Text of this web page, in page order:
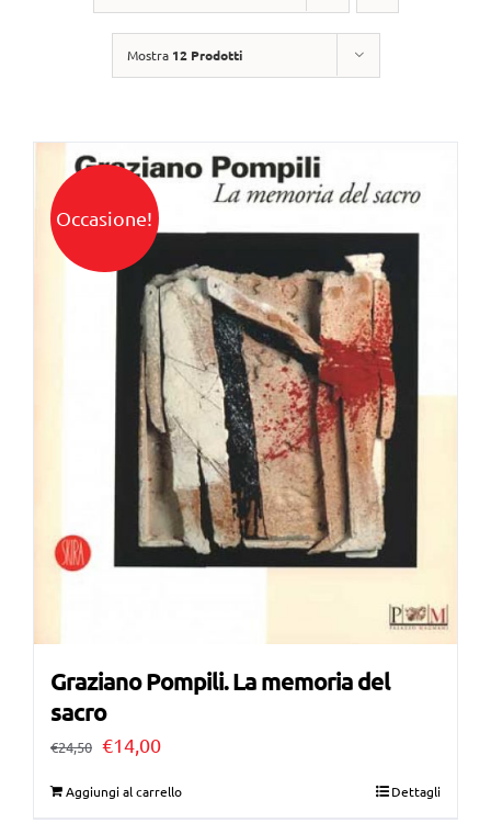
Mostra 12 Prodotti
Occasione!
Graziano Pompili. La memoria del
sacro
€24,50 Il
€14,00Il
Aggiungi al carrello Dettagli